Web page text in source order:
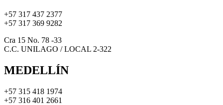
+57 317 437 2377
+57 317 369 9282
Cra 15 No. 78 -33
C.C. UNILAGO / LOCAL 2-322
MEDELLÍN
+57 315 418 1974
+57 316 401 2661